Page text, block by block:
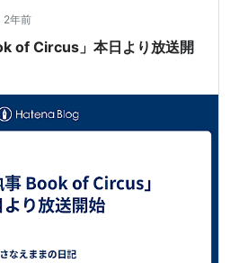
るＡＴ-Ｘアニメランキング２０
たします！１位…『薬屋のひと
木 碧過去実績）…
2年前
of Circus」本日より放送開